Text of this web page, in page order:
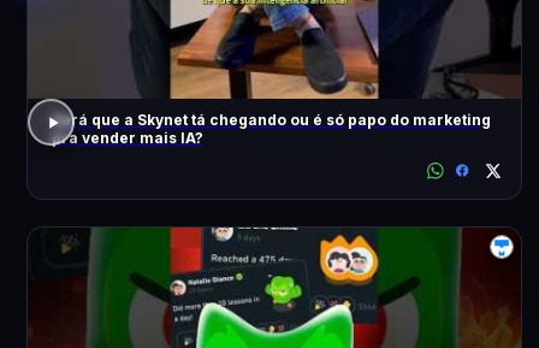
Será que a Skynet tá chegando ou é só papo do marketing
pra vender mais IA?